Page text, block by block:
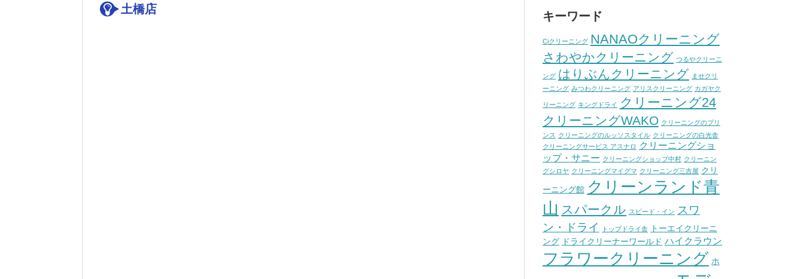
土橋店
キーワード
Ciクリーニング NANAOクリーニング
さわやかクリーニング つるやクリーニ
ング はりぶんクリーニング ませクリ
ーニング みつわクリーニング アリスクリーニング カガヤク
リーニング キングドライ クリーニング24
クリーニングWAKO クリーニングのプリ
ンス クリーニングのルッソスタイル クリーニングの白光舎
クリーニングサービス アスナロ
クリーニングショ
ップ・サニー クリーニングショップ中村 クリーニン
グシロヤ クリーニングマイグマ クリーニング三吉屋 クリ
ーニング館 クリーンランド青
山 スパークル スピード・イン スワ
ン・ドライ
トップドライ舎
トーエイクリーニ
ング ドライクリーナーワールド ハイクラウン
フラワークリーニング ホ